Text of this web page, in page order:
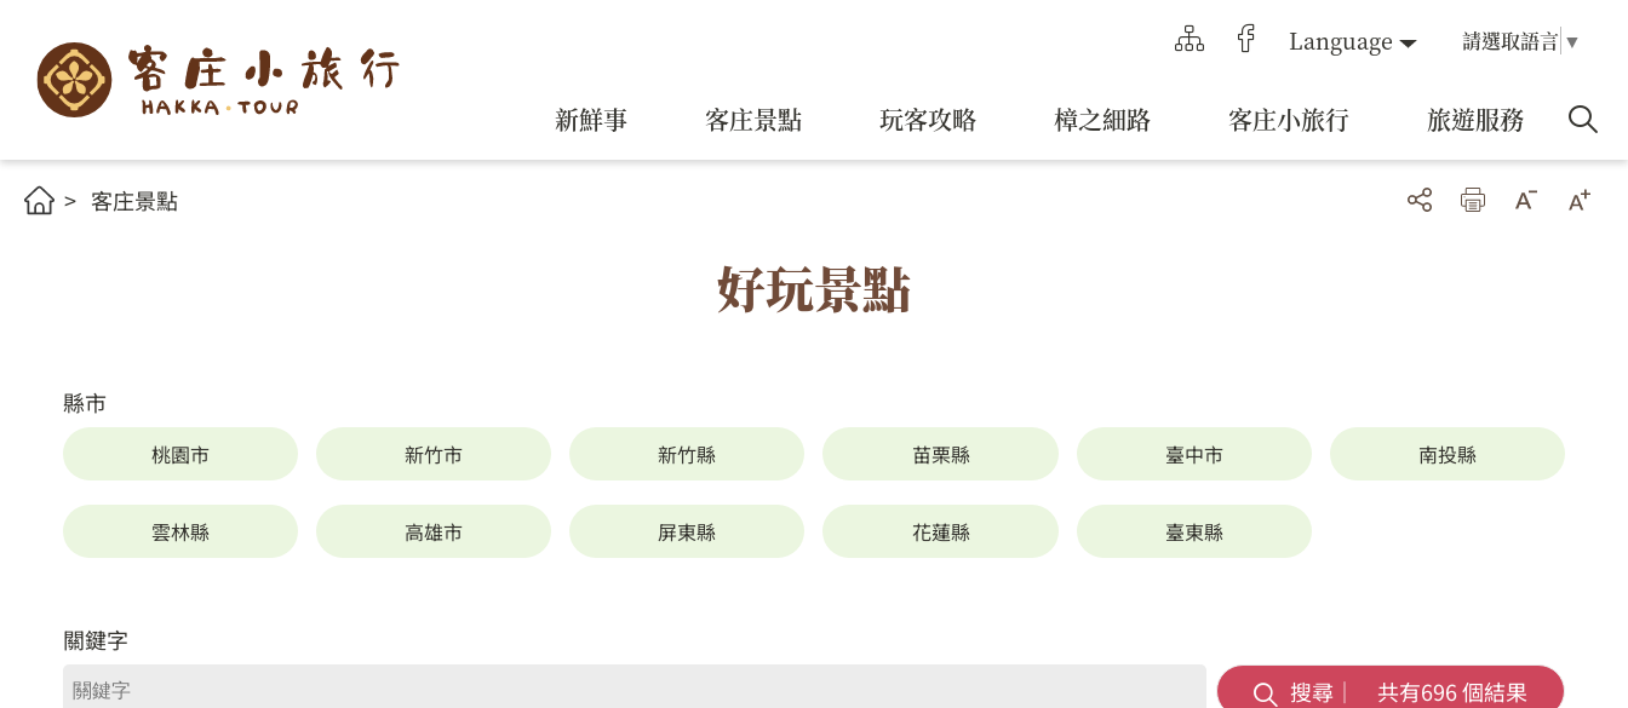
Language 請選取語言 ▼
新鮮事 客庄景點 玩客攻略 樟之細路 客庄小旅行 旅遊服務
客庄景點
好玩景點
縣市
桃園市 新竹市 新竹縣 苗栗縣 臺中市 南投縣
雲林縣 高雄市 屏東縣 花蓮縣 臺東縣
關鍵字
搜尋｜ 共有696個結果